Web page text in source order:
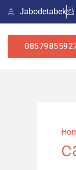
Skip
content
Jabodetabek